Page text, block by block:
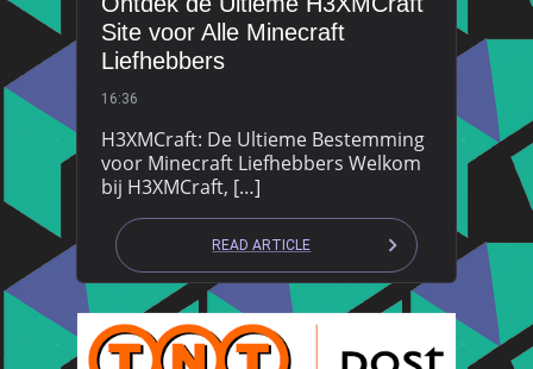
Site voor Alle Minecraft
Liefhebbers
16:36
H3XMCraft: De Ultieme Bestemming
voor Minecraft Liefhebbers Welkom
bij H3XMCraft, […]
READ ARTICLE